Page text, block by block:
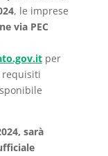
, le imprese
via PEC
per
requisiti
sarà